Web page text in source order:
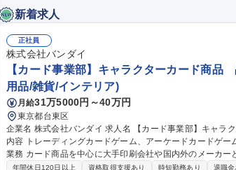
新着求人
正社員
株式会社バンダイ
【カード事業部】キャラクターカード商品
用品/雑貨/インテリア)
月給31万5000円～40万円
東京都台東区
企業名 株式会社バンダイ 求人名 【カード事業部】キャラクターカード商品 品質管理担当★シェア拡大中 仕事の
内容 トレーディングカードゲーム、アーケードカードゲームの品質管
業務 カード商品を中心に大手印刷会社や国内外のメーカ
向上、持続性向上に向けた各種取組み 募集職種 【カード事業部】キャラクターカード商品 品質管理担当★シェア
年間休日120日以上 資格取得支援あり 時短勤務あり 退職金